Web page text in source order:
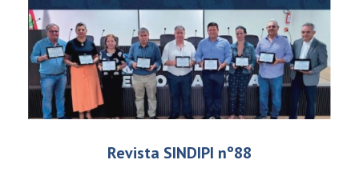
Revista SINDIPI nº88